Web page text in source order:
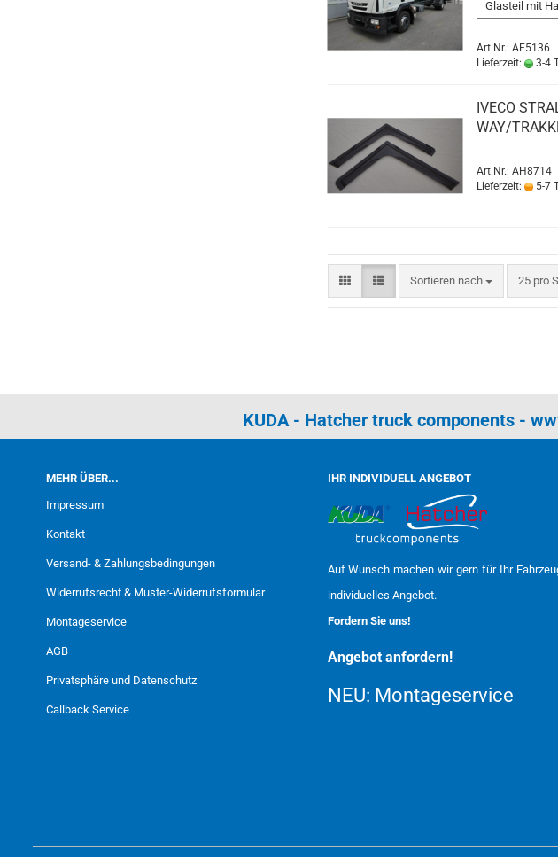
Art.Nr.: AE5136
Lieferzeit:
3-4
IVECO
WAY/
Art.Nr.: AH8714
Lieferzeit:
5-7
Sortieren nach 25 pro
KUDA - Hatcher truck components -
MEHR ÜBER...
Impressum
Kontakt
Versand- & Zahlungsbedingungen
Widerrufsrecht & Muster-Widerrufsformular
Montageservice
AGB
Privatsphäre und Datenschutz
Callback Service
IHR INDIVIDUELL ANGEBOT
Auf Wunsch machen wir gern für Ihr
individuelles Angebot.
Fordern Sie uns!
Angebot anfordern!
NEU: Montageservice